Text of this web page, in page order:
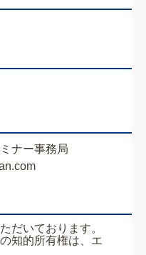
ナー事務局
だいております。
知的所有権は、エ